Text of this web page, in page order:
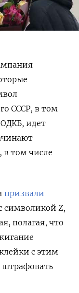
СССР, в том
идет
в том числе
призвали
символикой Z,
полагая, что
с этим
штрафовать